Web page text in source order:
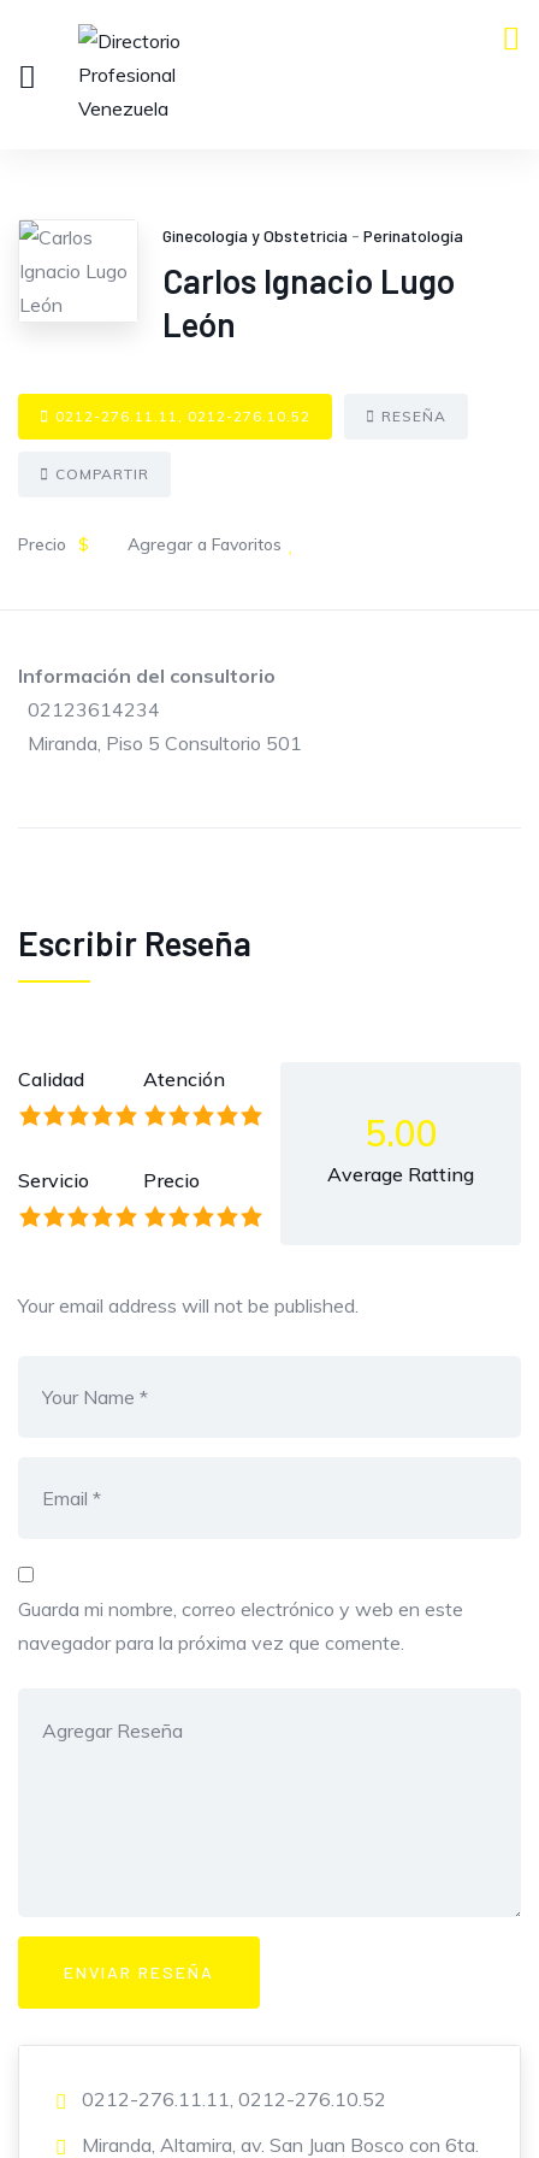
Ginecología y Obstetricia - Perinatología
Carlos Ignacio Lugo
León
0212-276.11.11, 0212-276.10.52 RESEÑA
COMPARTIR
Precio $ Agregar a Favoritos
Información del consultorio
02123614234
Miranda, Piso 5 Consultorio 501
Escribir Reseña
Calidad Atención
Servicio Precio
5.00
Average Ratting
Your email address will not be published.
Guarda mi nombre, correo electrónico y web en este
navegador para la próxima vez que comente.
0212-276.11.11, 0212-276.10.52
Miranda, Altamira, av. San Juan Bosco con 6ta.